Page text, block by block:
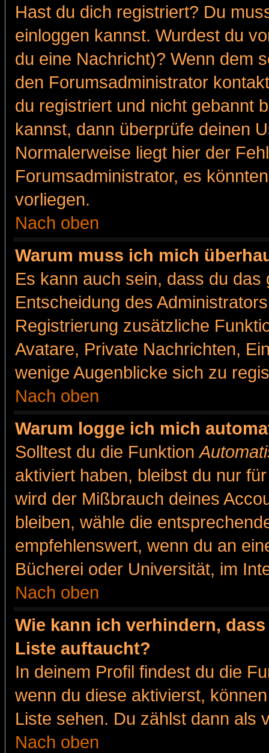
Hast du dich registriert? Du
einloggen kannst. Wurdest du
du eine Nachricht)? Wenn dem
den Forumsadministrator
du registriert und nicht gebannt
kannst, dann überprüfe deinen
Normalerweise liegt hier der
Forumsadministrator, es
vorliegen.
Nach oben
Warum muss ich mich
Es kann auch sein, dass du
Entscheidung des
Registrierung zusätzliche
Avatare, Private Nachrichten,
wenige Augenblicke sich zu
Nach oben
Warum logge ich mich
Solltest du die Funktion
aktiviert haben, bleibst du nur
wird der Mißbrauch deines
bleiben, wähle die
empfehlenswert, wenn du an
Bücherei oder Universität, im
Nach oben
Wie kann ich verhindern,
Liste auftaucht?
In deinem Profil findest du die
wenn du diese aktivierst,
Liste sehen. Du zählst dann als
Nach oben